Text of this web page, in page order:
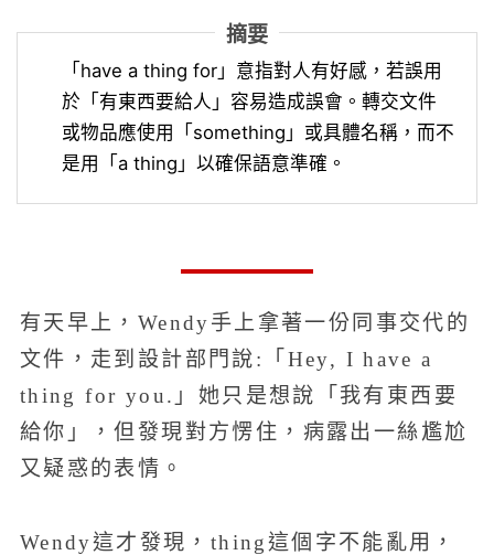
摘要
「have a thing for」意指對人有好感，若誤用
於「有東西要給人」容易造成誤會。轉交文件
或物品應使用「something」或具體名稱，而不
是用「a thing」以確保語意準確。
有天早上，Wendy手上拿著一份同事交代的
文件，走到設計部門說:「Hey, I have a
thing for you.」她只是想說「我有東西要
給你」，但發現對方愣住，病露出一絲尷尬
又疑惑的表情。
Wendy這才發現，thing這個字不能亂用，